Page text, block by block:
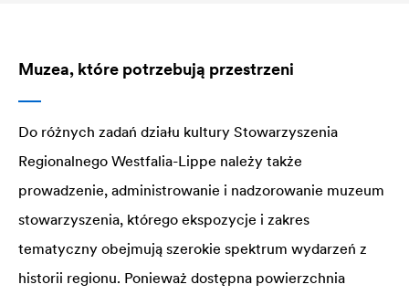
Muzea, które potrzebują przestrzeni
Do różnych zadań działu kultury Stowarzyszenia
Regionalnego Westfalia-Lippe należy także
prowadzenie, administrowanie i nadzorowanie muzeum
stowarzyszenia, którego ekspozycje i zakres
tematyczny obejmują szerokie spektrum wydarzeń z
historii regionu. Ponieważ dostępna powierzchnia